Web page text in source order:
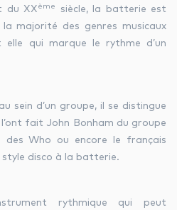
du XX ème
siècle, la batterie est
la majorité des genres musicaux
elle qui marque le rythme d’un
sein d’un groupe, il se distingue
fait John Bonham du groupe
des Who ou encore le français
style disco à la batterie.
rythmique qui peut